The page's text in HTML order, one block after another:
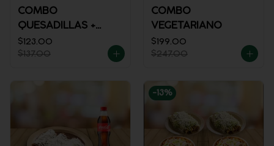
COMBO
QUESADILLAS +
REFRESCO
$123.00
$137.00
COMBO
VEGETARIANO
$199.00
$247.00
-13%